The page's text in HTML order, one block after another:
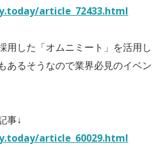
article_72433.html
用した「オムニミート」を活用し
あるそうなので業界必見のイベン
事↓
article_60029.html